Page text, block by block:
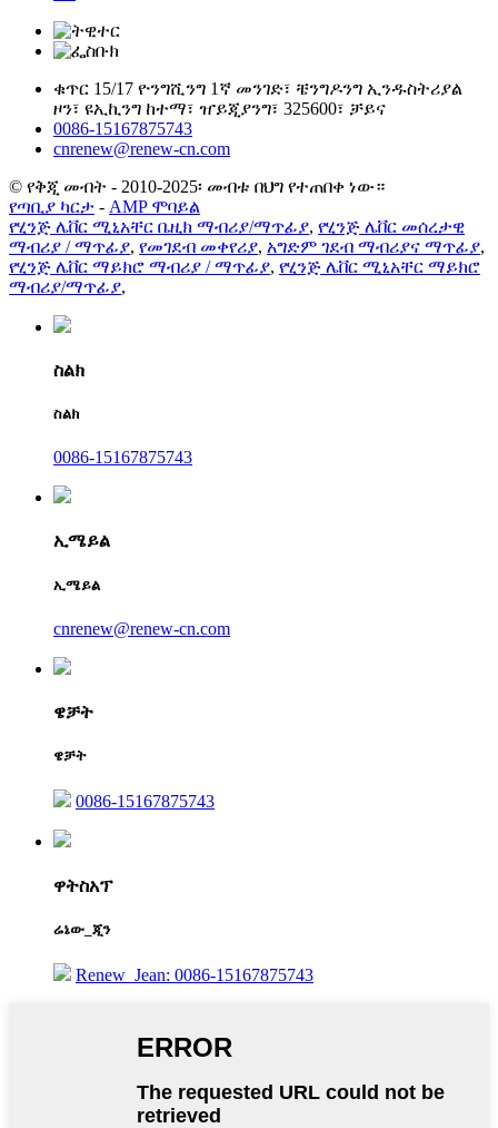
ቁጥር 15/17 ዮንግሺንግ 1ኛ መንገድ፣ ቼንግዶንግ ኢንዱስትሪያል
ዞን፣ ዩኢኪንግ ከተማ፣ ዠይጂያንግ፣ 325600፣ ቻይና
0086-15167875743
cnrenew@renew-cn.com
© የቅጂ መብት - 2010-2025፡ መብቱ በህግ የተጠበቀ ነው።
የጣቢያ ካርታ - AMP ሞባይል
የሂንጅ ሌቨር ሚኒአቸር ቤዚክ ማብሪያ/ማጥፊያ, የሂንጅ ሌቨር መሰረታዊ
ማብሪያ / ማጥፊያ, የመገደብ መቀየሪያ, አግድም ገደብ ማብሪያና ማጥፊያ,
የሂንጅ ሌቨር ማይክሮ ማብሪያ / ማጥፊያ, የሂንጅ ሌቨር ሚኒአቸር ማይክሮ
ማብሪያ/ማጥፊያ,
ስልክ
ስልክ
0086-15167875743
ኢሜይል
ኢሜይል
cnrenew@renew-cn.com
ዌቻት
ዌቻት
0086-15167875743
ዋትስአፕ
ሬኔው_ጂን
Renew_Jean: 0086-15167875743